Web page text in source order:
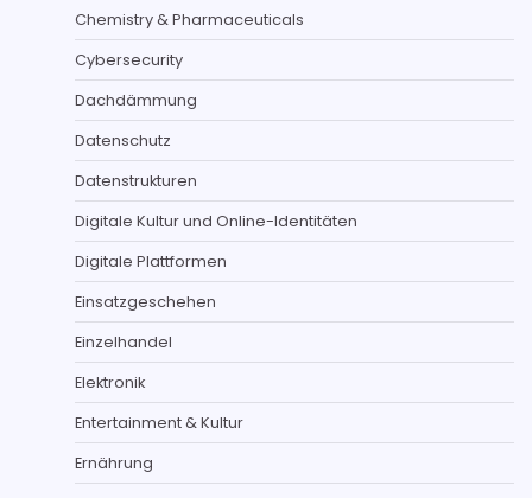
Chemistry & Pharmaceuticals
Cybersecurity
Dachdämmung
Datenschutz
Datenstrukturen
Digitale Kultur und Online-Identitäten
Digitale Plattformen
Einsatzgeschehen
Einzelhandel
Elektronik
Entertainment & Kultur
Ernährung